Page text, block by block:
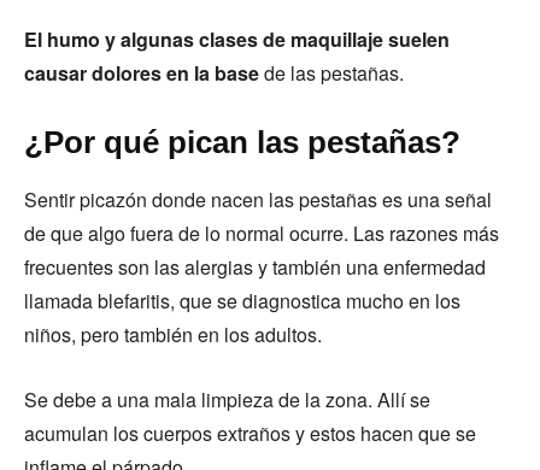
El humo y algunas clases de maquillaje suelen
causar dolores en la basede las pestañas.
¿Por qué pican las pestañas?
Sentir picazón donde nacen las pestañas es una señal
de que algo fuera de lo normal ocurre. Las razones más
frecuentes son las alergias y también una enfermedad
llamada blefaritis, que se diagnostica mucho en los
niños, pero también en los adultos.
Se debe a una mala limpieza de la zona. Allí se
acumulan los cuerpos extraños y estos hacen que se